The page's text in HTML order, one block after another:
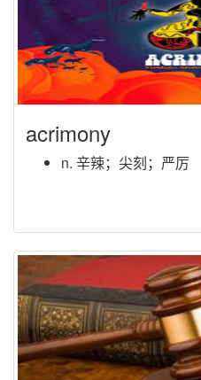
acrimony
n. 辛辣；尖刻；严厉